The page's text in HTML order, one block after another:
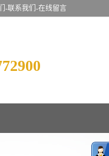
-联系我们-在线留言